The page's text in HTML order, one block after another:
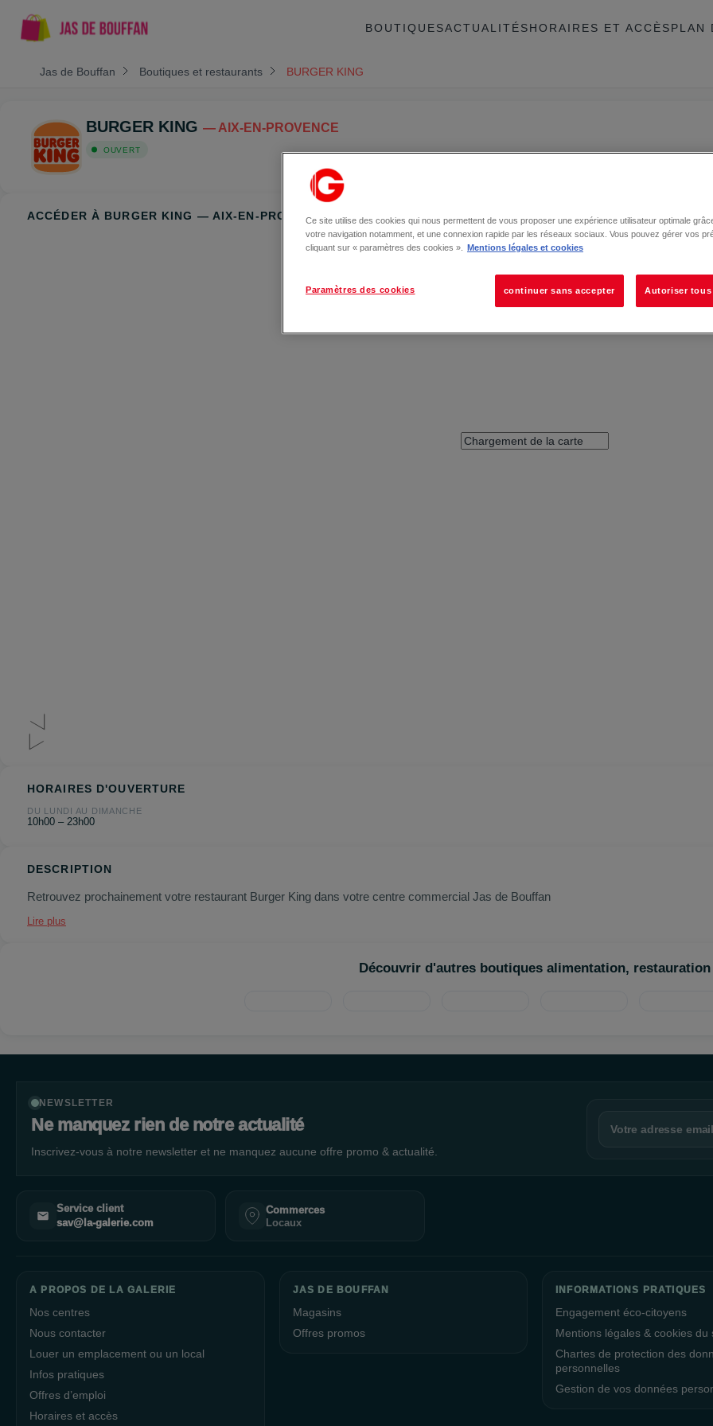
BOUTIQUESACTUALITÉSHORAIRES ET ACCÈSPLAN
Jas de Bouffan Boutiques et restaurants BURGER KING
BURGER KING— AIX-EN-PROVENCE
OUVERT
ACCÉDER À BURGER KING — AIX-EN-PROVENCE
HORAIRES D'OUVERTURE
DU LUNDI AU DIMANCHE
10h00 – 23h00
DESCRIPTION
Retrouvez prochainement votre restaurant Burger King dans votre centre commercial Jas de Bouffan
Lire plus
Découvrir d'autres boutiques alimentation, restauration
NEWSLETTER
Ne manquez rien de notre actualité
Inscrivez-vous à notre newsletter et ne manquez aucune offre promo & actualité.
Service client
sav@la-galerie.com
Commerces
Locaux
A PROPOS DE LA GALERIE
Nos centres
Nous contacter
Louer un emplacement ou un local
Infos pratiques
Offres d’emploi
Horaires et accès
JAS DE BOUFFAN
Magasins
Offres promos
INFORMATIONS PRATIQUES
Engagement éco-citoyens
Mentions légales & cookies du
Chartes de protection des
personnelles
Gestion de vos données
Ce site utilise des cookies qui nous permettent de vous proposer une expérience utilisateur optimale
votre navigation notamment, et une connexion rapide par les réseaux sociaux. Vous pouvez gérer vos
cliquant sur « paramètres des cookies ».
Mentions légales et cookies
Paramètres des cookies continuer sans accepter Autoriser